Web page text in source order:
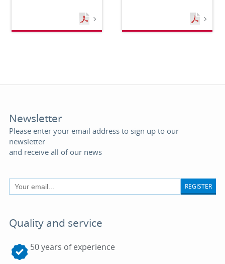
Newsletter
Please enter your email address to sign up to our
newsletter
and receive all of our news
REGISTER
Quality and service
50 years of experience